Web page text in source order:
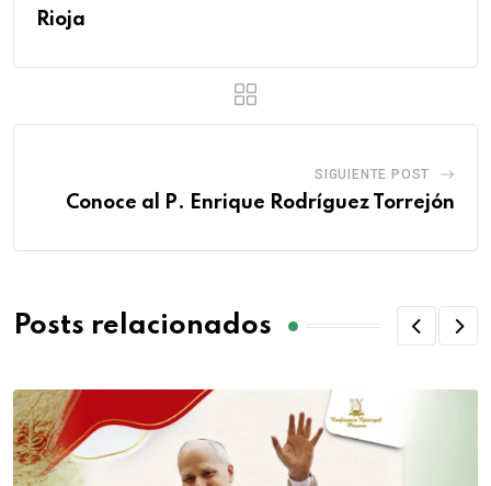
Rioja
SIGUIENTE POST
Conoce al P. Enrique Rodríguez Torrejón
Posts relacionados